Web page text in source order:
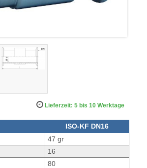
Lieferzeit: 5 bis 10 Werktage
ISO-KF DN16
47 gr
16
80